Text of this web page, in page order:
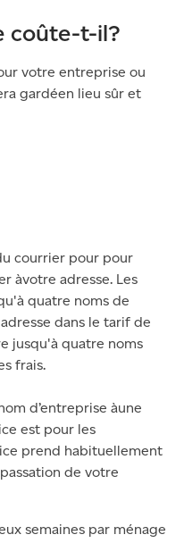
coûte-t-il?
votre entreprise ou
gardéen lieu sûr et
courrier pour pour
àvotre adresse. Les
quatre noms de
dans le tarif de
jusqu'à quatre noms
frais.
d’entreprise àune
est pour les
prend habituellement
de votre
semaines par ménage